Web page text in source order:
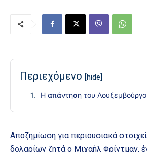
Περιεχόμενο [hide]
Η απάντηση του
Αποζημίωση για περιουσιακά
δολαρίων ζητά ο Μιχαήλ Φρίντμαν,